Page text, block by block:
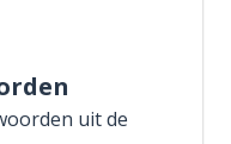
uit de